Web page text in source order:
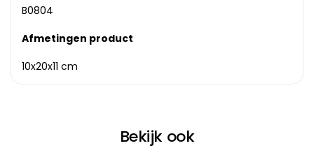
B0804
Afmetingen product
10x20x11 cm
Bekijk ook